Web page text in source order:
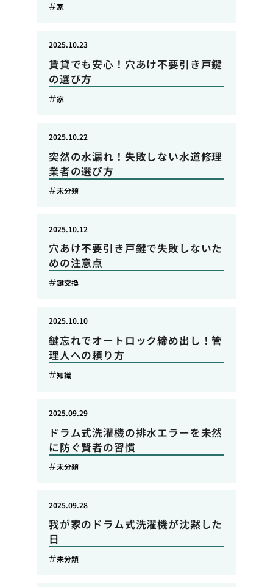
家
賃貸でも安心！穴あけ不要引き戸鍵
の選び方
2025.10.23
家
突然の水漏れ！失敗しない水道修理
業者の選び方
2025.10.22
未分類
穴あけ不要引き戸鍵で失敗しないた
めの注意点
2025.10.12
鍵交換
鍵忘れでオートロック締め出し！管
理人への頼り方
2025.10.10
知識
ドラム式洗濯機の排水エラーを未然
に防ぐ賢者の習慣
2025.09.29
未分類
我が家のドラム式洗濯機が沈黙した
日
2025.09.28
未分類